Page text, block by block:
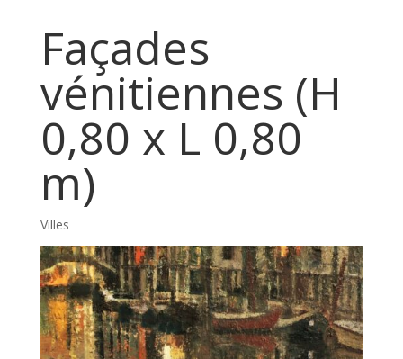
Façades
vénitiennes (H
0,80 x L 0,80
m)
Villes